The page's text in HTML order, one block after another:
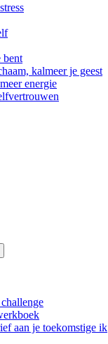
bent
kalmeer je geest
energie
aan je toekomstige ik